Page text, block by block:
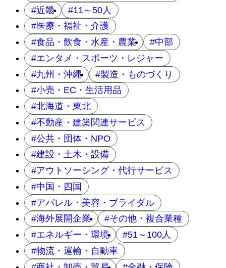
近畿
11～50人
医療・福祉・介護
食品・飲食・水産・農業
中部
エンタメ・スポーツ・レジャー
九州・沖縄
製造・ものづくり
小売・EC・生活用品
北海道・東北
不動産・建築関連サービス
公共・団体・NPO
建設・土木・設備
アウトソーシング・代行サービス
中国・四国
アパレル・美容・ブライダル
海外展開企業
その他・複合業種
エネルギー・環境
51～100人
物流・運輸・自動車